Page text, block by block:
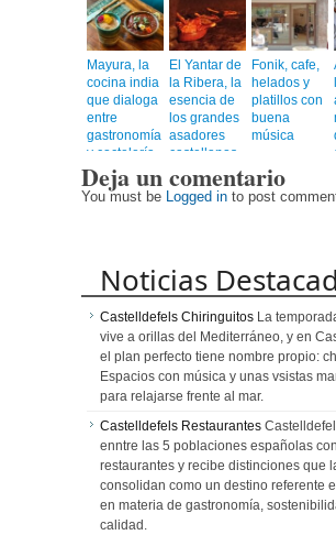
Mayura, la
cocina india
que dialoga
entre
gastronomía
y coctelería
de autor
El Yantar de
la Ribera, la
esencia de
los grandes
asadores
castellanos
corazón de
Barcelona
Fonik, cafe,
helados y
platillos con
buena
música
Deja un comentario
You must be Logged in to post
Noticias
Castelldefels Chiringuitos La
vive a orillas del Mediterráneo, y en
el plan perfecto tiene nombre propio:
Espacios con música y unas vsistas
para relajarse frente al mar.
Castelldefels Restaurantes
enntre las 5 poblaciones españolas
restaurantes y recibe distinciones que
consolidan como un destino referente
en materia de gastronomía,
calidad.